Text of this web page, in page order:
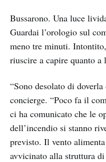
Bussarono. Una luce
Guardai l’orologio sul
meno tre minuti.
riuscire a capire quanto a
“Sono desolato di
concierge. “Poco fa il
ci ha comunicato che le
dell’incendio si stanno
previsto. Il vento
avvicinato alla struttura